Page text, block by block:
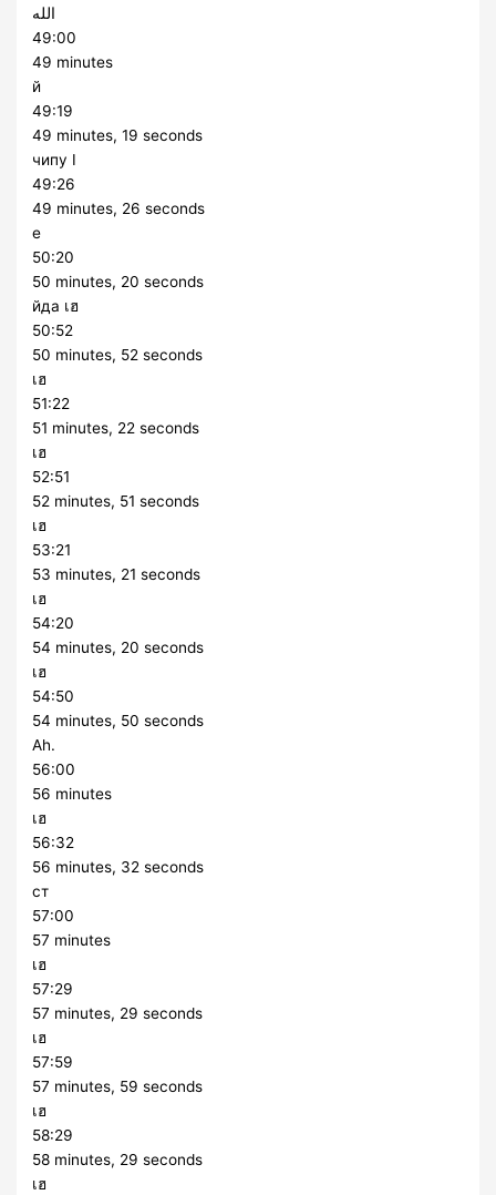
الله
49:00
49 minutes
й
49:19
49 minutes, 19 seconds
чипу I
49:26
49 minutes, 26 seconds
e
50:20
50 minutes, 20 seconds
йда เฮ
50:52
50 minutes, 52 seconds
เฮ
51:22
51 minutes, 22 seconds
เฮ
52:51
52 minutes, 51 seconds
เฮ
53:21
53 minutes, 21 seconds
เฮ
54:20
54 minutes, 20 seconds
เฮ
54:50
54 minutes, 50 seconds
Ah.
56:00
56 minutes
เฮ
56:32
56 minutes, 32 seconds
ст
57:00
57 minutes
เฮ
57:29
57 minutes, 29 seconds
เฮ
57:59
57 minutes, 59 seconds
เฮ
58:29
58 minutes, 29 seconds
เฮ